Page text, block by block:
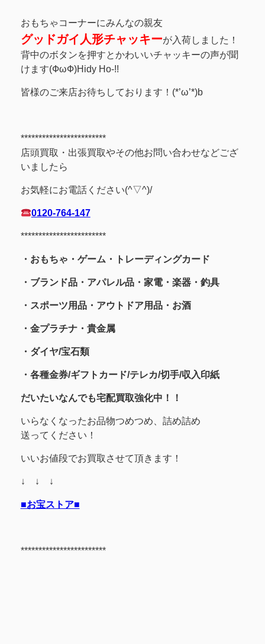
おもちゃコーナーにみんなの親友
グッドガイ人形チャッキーが入荷しました！
背中のボタンを押すとかわいいチャッキーの声が聞
けます(ФωФ)Hidy Ho-!!
皆様のご来店お待ちしております！(*’ω’*)b
************************
店頭買取・出張買取やその他お問い合わせなどござ
いましたら
お気軽にお電話ください(^▽^)/
0120-764-147
************************
・おもちゃ・ゲーム・トレーディングカード
・ブランド品・アパレル品・家電・楽器・釣具
・スポーツ用品・アウトドア用品・お酒
・金プラチナ・貴金属
・ ダイヤ/宝石類
・各種金券/ギフトカード/テレカ/切手/収入印紙
だいたいなんでも宅配買取強化中！！
いらなくなったお品物つめつめ、詰め詰め
送ってください！
いいお値段でお買取させて頂きます！
↓ ↓ ↓
■お宝ストア■
************************